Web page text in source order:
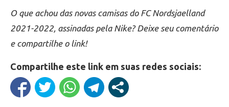
O que achou das novas camisas do FC Nordsjaelland
2021-2022, assinadas pela Nike? Deixe seu comentário
e compartilhe o link!
Compartilhe este link em suas redes sociais: